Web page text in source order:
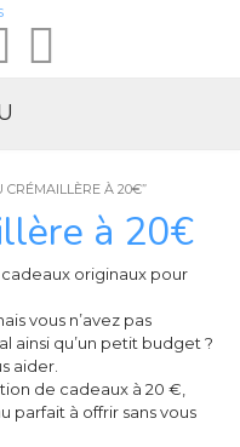
CRÉMAILLÈRE À 20€”
à 20€
originaux pour
vous n’avez pas
ainsi qu’un petit budget ?
aider.
de cadeaux à 20 €,
parfait à offrir sans vous